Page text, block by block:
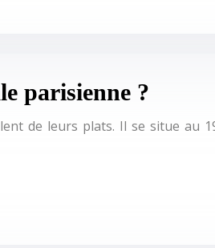
parisienne ?
de leurs plats. Il se situe au